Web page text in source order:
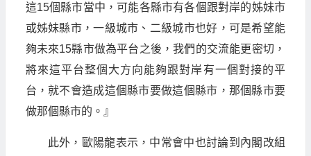
這15個縣市當中，可能各縣市有各個跟對岸的姊妹市
或姊妹縣市，一級城市、二級城市也好，可是希望能
夠未來15縣市做為平台之後，我們的交流能更密切，
將來這平台整個大方向能夠跟對岸有一個對接的平
台，就不會造成這個縣市要做這個縣市，那個縣市要
做那個縣市的。』
此外，歐陽龍表示，中常會中也討論到內閣改組